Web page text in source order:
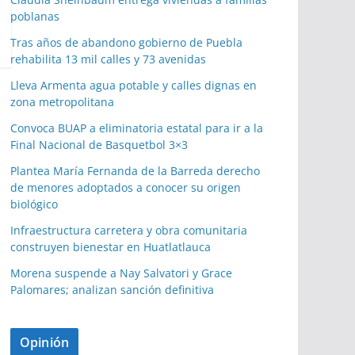
poblanas
Tras años de abandono gobierno de Puebla
rehabilita 13 mil calles y 73 avenidas
Lleva Armenta agua potable y calles dignas en
zona metropolitana
Convoca BUAP a eliminatoria estatal para ir a la
Final Nacional de Basquetbol 3×3
Plantea María Fernanda de la Barreda derecho
de menores adoptados a conocer su origen
biológico
Infraestructura carretera y obra comunitaria
construyen bienestar en Huatlatlauca
Morena suspende a Nay Salvatori y Grace
Palomares; analizan sanción definitiva
Opinión